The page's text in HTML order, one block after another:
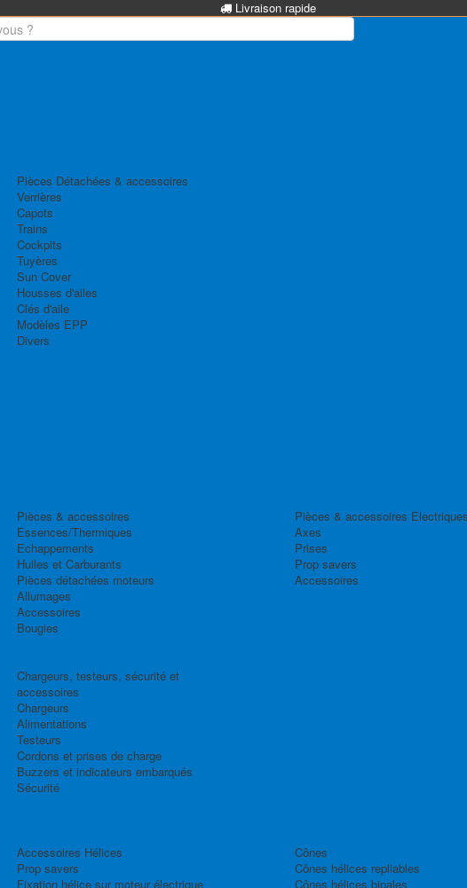
Livraison rapide
Pièces Détachées & accessoires
Verrières
Capots
Trains
Cockpits
Tuyères
Sun Cover
Housses d'ailes
Clés d'aile
Modèles EPP
Divers
Pièces & accessoires
Essences/Thermiques
Echappements
Huiles et Carburants
Pièces détachées moteurs
Allumages
Accessoires
Bougies
Pièces & accessoires
Axes
Prises
Prop savers
Accessoires
Chargeurs, testeurs, sécurité et
accessoires
Chargeurs
Alimentations
Testeurs
Cordons et prises de charge
Buzzers et indicateurs embarqués
Sécurité
Accessoires Hélices
Prop savers
Fixation hélice sur moteur électrique
Cônes
Cônes hélices repliables
Cônes hélices bipales